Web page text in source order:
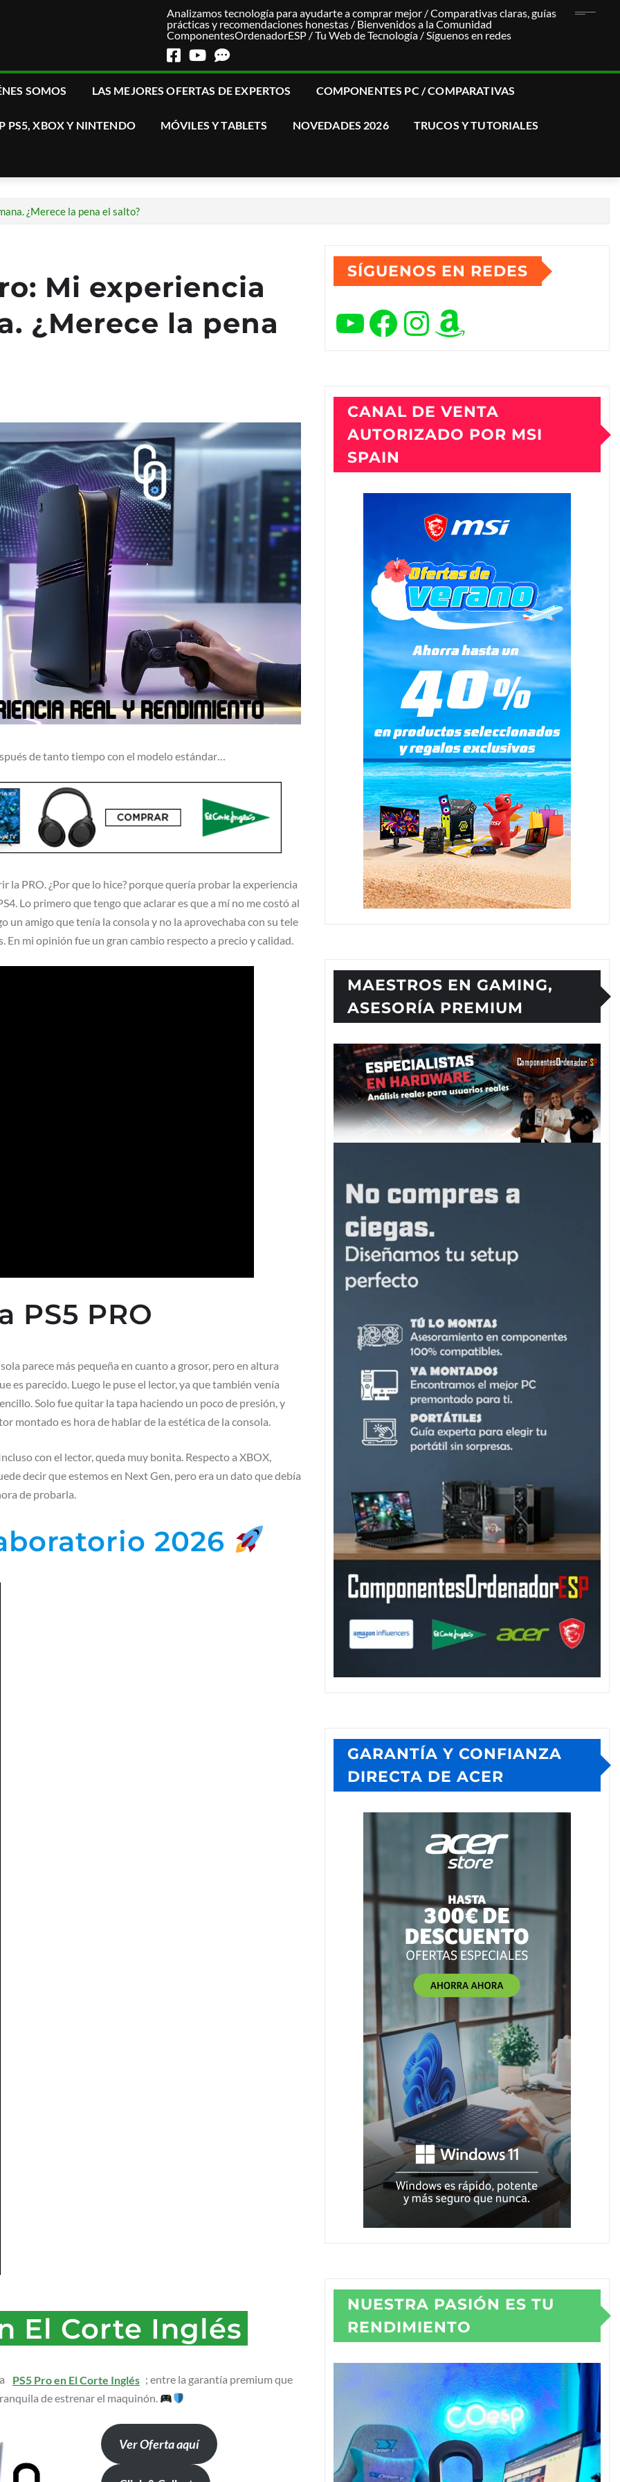
Analizamos tecnología para ayudarte a comprar mejor / Comparativas claras, guías
prácticas y recomendaciones honestas / Bienvenidos a la Comunidad
ComponentesOrdenadorESP / Tu Web de Tecnología / Síguenos en redes
SOMOS LAS MEJORES OFERTAS DE EXPERTOS COMPONENTES PC / COMPARATIVAS
PS5, XBOX Y NINTENDO MÓVILES Y TABLETS NOVEDADES 2026 TRUCOS Y TUTORIALES
¿Merece la pena el salto?
Mi experiencia
¿Merece la pena
de tanto tiempo con el modelo estándar…
la PRO. ¿Por que lo hice? porque quería probar la experiencia
Lo primero que tengo que aclarar es que a mí no me costó al
un amigo que tenía la consola y no la aprovechaba con su tele
En mi opinión fue un gran cambio respecto a precio y calidad.
PS5 PRO
parece más pequeña en cuanto a grosor, pero en altura
es parecido. Luego le puse el lector, ya que también venía
Solo fue quitar la tapa haciendo un poco de presión, y
montado es hora de hablar de la estética de la consola.
con el lector, queda muy bonita. Respecto a XBOX,
decir que estemos en Next Gen, pero era un dato que debía
de probarla.
2026
El Corte Inglés
PS5 Pro en El Corte Inglés ; entre la garantía premium que
de estrenar el maquinón.
Ver Oferta aquí
SÍGUENOS EN REDES
YouTube
Facebook
Instagram
Amazon
CANAL DE VENTA
AUTORIZADO POR MSI
SPAIN
MAESTROS EN GAMING,
ASESORÍA PREMIUM
GARANTÍA Y CONFIANZA
DIRECTA DE ACER
NUESTRA PASIÓN ES TU
RENDIMIENTO